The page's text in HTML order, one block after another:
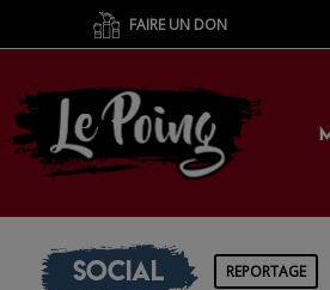
FAIRE UN DON
Social REPORTAGE